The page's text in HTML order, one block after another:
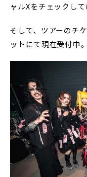
ャルXをチェックして
そして、ツアーのチ
ットにて現在受付中。